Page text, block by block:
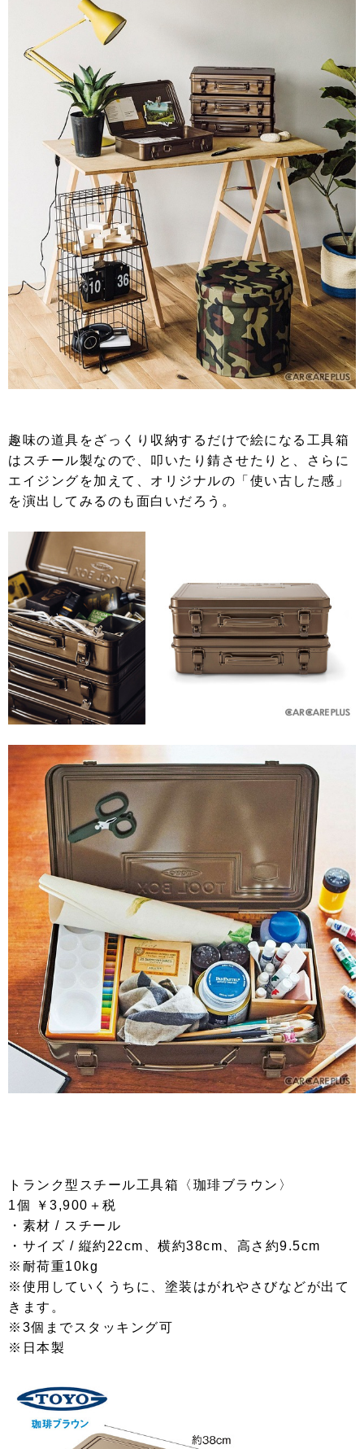
趣味の道具をざっくり収納するだけで絵になる工具箱
はスチール製なので、叩いたり錆させたりと、さらに
エイジングを加えて、オリジナルの「使い古した感」
を演出してみるのも面白いだろう。
トランク型スチール工具箱〈珈琲ブラウン〉
1個 ￥3,900＋税
・素材 / スチール
・サイズ / 縦約22cm、横約38cm、高さ約9.5cm
※耐荷重10kg
※使用していくうちに、塗装はがれやさびなどが出て
きます。
※3個までスタッキング可
※日本製